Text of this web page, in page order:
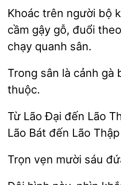
trên người bộ
cầm gậy
đuổi
chạy quanh sân.
Trong sân là cảnh
thuộc.
Từ
đến Lão
Lão Bát đến Lão
vẹn sáu